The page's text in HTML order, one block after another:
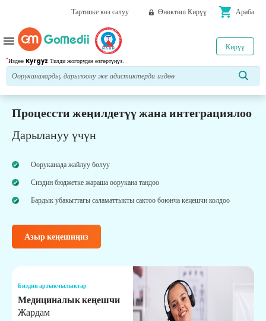
Тартипке көз салуу Өнөктөш Кирүү shopping_cart Араба
*Издөө Kyrgyz Тилди жогорудан өзгөртүңүз.
Кирүү
menu
Процессти жеңилдетүү жана интеграциялоо
Дарылануу үчүн
Ооруканада жайлуу болуу
Сиздин бюджетке жараша оорукана тандоо
Бардык убакыттагы саламаттыкты сактоо боюнча кеңешчи колдоо
Азыр кеңешиңиз
Биздин артыкчылыктар
Медициналык кеңешчи
Жардам